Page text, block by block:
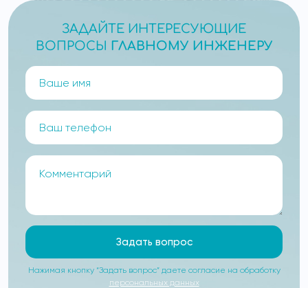
ЗАДАЙТЕ ИНТЕРЕСУЮЩИЕ
ВОПРОСЫ ГЛАВНОМУ ИНЖЕНЕРУ
Задать вопрос
Нажимая кнопку “Задать вопрос” даете согласие на обработку
персональных данных